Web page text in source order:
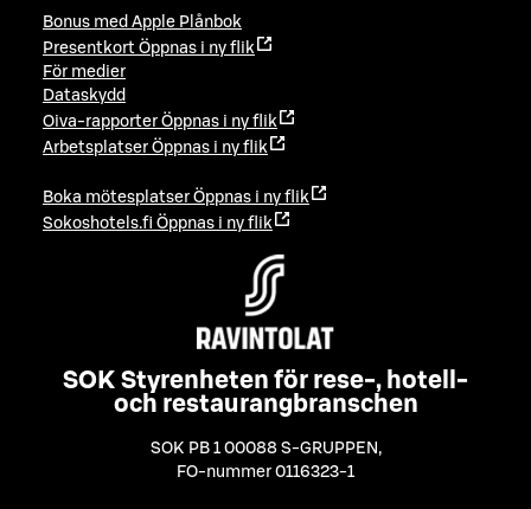
Bonus med Apple Plånbok
Presentkort Öppnas i ny flik
För medier
Dataskydd
Oiva-rapporter Öppnas i ny flik
Arbetsplatser Öppnas i ny flik
Boka mötesplatser Öppnas i ny flik
Sokoshotels.fi Öppnas i ny flik
SOK Styrenheten för rese-, hotell-
och restaurangbranschen
SOK PB 1 00088 S-GRUPPEN ,
FO-nummer 0116323-1